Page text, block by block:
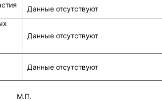
Данные отсутствуют
Данные отсутствуют
Данные отсутствуют
М.П.